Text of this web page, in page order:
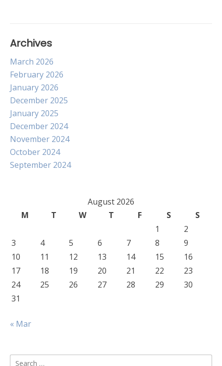
Archives
March 2026
February 2026
January 2026
December 2025
January 2025
December 2024
November 2024
October 2024
September 2024
August 2026
M
T W T F S
S
1
2
3
4 5 6 7 8
9
10
11 12 13 14 15
16
17
18 19 20 21 22
23
24
25 26 27 28 29
30
31
« Mar
Search